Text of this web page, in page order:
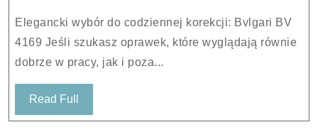
5452
54-
17-
Elegancki wybór do codziennej korekcji: Bvlgari BV
4169 Jeśli szukasz oprawek, które wyglądają równie
dobrze w pracy, jak i poza...
Read Full
Full